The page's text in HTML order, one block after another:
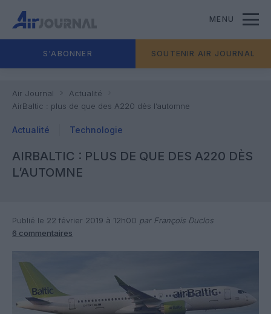
MENU
S'ABONNER SOUTENIR AIR JOURNAL
Air Journal
Actualité
AirBaltic : plus de que des A220 dès l’automne
Actualité Technologie
AIRBALTIC : PLUS DE QUE DES A220 DÈS
L’AUTOMNE
Publié le 22 février 2019 à 12h00 par François Duclos
6 commentaires